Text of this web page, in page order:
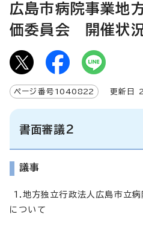
広島市病院事業地
価委員会 開催状況
ページ番号 1040822 更新日
書面審議2
議事
1.地方独立行政法人広島市立病
について